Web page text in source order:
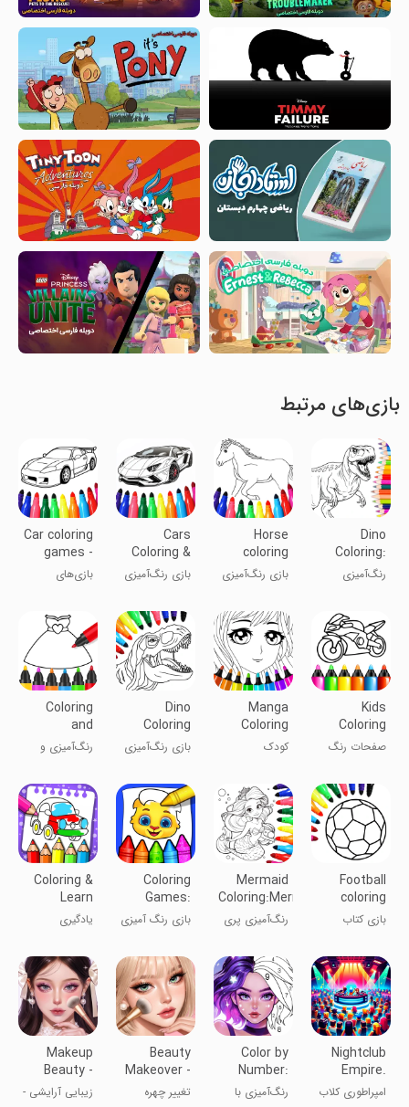
بازی‌های مرتبط
Dino
Coloring:
Dinosaur
games
رنگ‌آمیزی
دایناسوری
Horse
coloring
pages
game
بازی رنگ‌آمیزی
Cars
Coloring &
Drawing
Game
بازی رنگ‌آمیزی
ماشین‌ها
Car coloring
games -
Color car
بازی‌های
رنگ‌آمیزی
خودرو
Kids
Coloring
Pages For
صفحات رنگ
پسران
Manga
Coloring
Book
کودک
Dino
Coloring
Game
بازی رنگ‌آمیزی
Coloring
and
Drawing For
Girls
رنگ‌آمیزی و
دختران
Football
coloring
book game
بازی کتاب
فوتبال
Mermaid
Coloring:Mermaid
games
رنگ‌آمیزی پری
بازی‌های پری
دریایی
Coloring
Games:
Color &
Paint
بازی رنگ آمیزی
کودکان
Coloring &
Learn
یادگیری
Nightclub
Empire.
Disco
امپراطوری کلاب
Color by
Number:
Color &
رنگ‌آمیزی با
Beauty
Makeover -
Makeup
تغییر چهره
Makeup
Beauty -
Makeup
زیبایی آرایشی -